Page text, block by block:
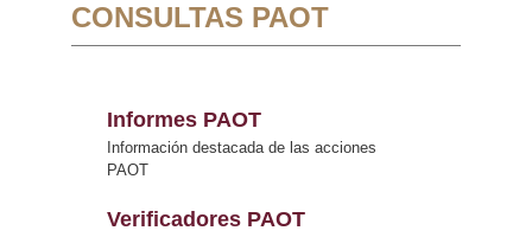
CONSULTAS PAOT
Informes PAOT
Información destacada de las acciones
PAOT
Verificadores PAOT